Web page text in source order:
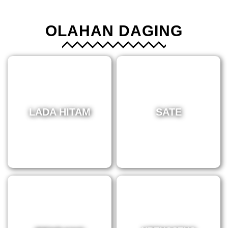
OLAHAN DAGING
LADA HITAM SATE